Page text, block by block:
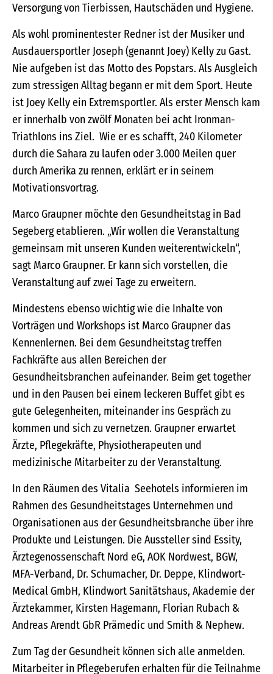
Versorgung von Tierbissen, Hautschäden und Hygiene.
Als wohl prominentester Redner ist der Musiker und
Ausdauersportler Joseph (genannt Joey) Kelly zu Gast.
Nie aufgeben ist das Motto des Popstars. Als Ausgleich
zum stressigen Alltag begann er mit dem Sport. Heute
ist Joey Kelly ein Extremsportler. Als erster Mensch kam
er innerhalb von zwölf Monaten bei acht Ironman-
Triathlons ins Ziel. Wie er es schafft, 240 Kilometer
durch die Sahara zu laufen oder 3.000 Meilen quer
durch Amerika zu rennen, erklärt er in seinem
Motivationsvortrag.
Marco Graupner möchte den Gesundheitstag in Bad
Segeberg etablieren. „Wir wollen die Veranstaltung
gemeinsam mit unseren Kunden weiterentwickeln“,
sagt Marco Graupner. Er kann sich vorstellen, die
Veranstaltung auf zwei Tage zu erweitern.
Mindestens ebenso wichtig wie die Inhalte von
Vorträgen und Workshops ist Marco Graupner das
Kennenlernen. Bei dem Gesundheitstag treffen
Fachkräfte aus allen Bereichen der
Gesundheitsbranchen aufeinander. Beim get together
und in den Pausen bei einem leckeren Buffet gibt es
gute Gelegenheiten, miteinander ins Gespräch zu
kommen und sich zu vernetzen. Graupner erwartet
Ärzte, Pflegekräfte, Physiotherapeuten und
medizinische Mitarbeiter zu der Veranstaltung.
In den Räumen des Vitalia Seehotels informieren im
Rahmen des Gesundheitstages Unternehmen und
Organisationen aus der Gesundheitsbranche über ihre
Produkte und Leistungen. Die Aussteller sind Essity,
Ärztegenossenschaft Nord eG, AOK Nordwest, BGW,
MFA-Verband, Dr. Schumacher, Dr. Deppe, Klindwort-
Medical GmbH, Klindwort Sanitätshaus, Akademie der
Ärztekammer, Kirsten Hagemann, Florian Rubach &
Andreas Arendt GbR Prämedic und Smith & Nephew.
Zum Tag der Gesundheit können sich alle anmelden.
Mitarbeiter in Pflegeberufen erhalten für die Teilnahme